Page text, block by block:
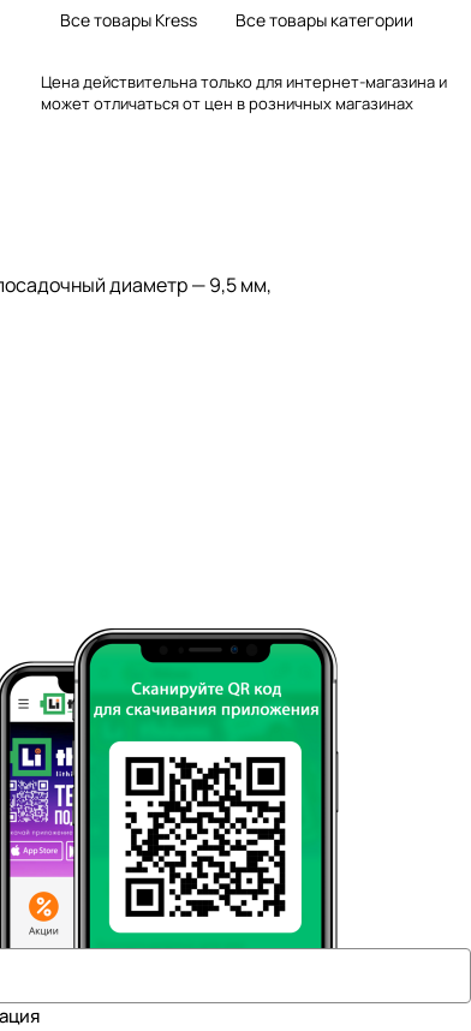
Все товары Kress Все товары категории
Цена действительна только для интернет-магазина и
может отличаться от цен в розничных магазинах
диаметр — 9,5 мм,